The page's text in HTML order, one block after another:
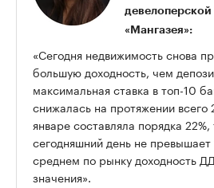
«Мангазея»:
«Сегодня недвижимость снова
большую доходность, чем
максимальная ставка в топ-10
снижалась на протяжении всего
январе составляла порядка
сегодняшний день не
среднем по рынку доходность
значения».